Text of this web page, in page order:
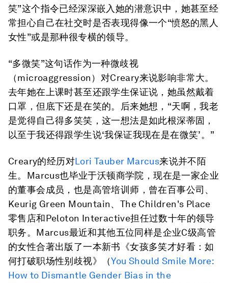
笑”这个指令已经深深嵌入她的潜意识中，她甚至经
常担心自己在社交时是否表现得像一个“愤怒的黑人
女性”或是那种很专横的领导。
“多微笑”这句话作为一种微歧视
（microaggression）对Creary来说影响非常大。
去年她在上课时甚至还跟学生保证说，她虽然戴着
口罩，但底下还是在笑的。后来她想，“天啊，我老
是觉得自己得多笑笑，这一想法是如此根深蒂固，
以至于我还得跟学生说‘我保证我现在是在微笑’。”
Creary的经历对Lori Tauber Marcus来说并不陌
生。Marcus也毕业于沃顿商学院，现在是一家企业
的董事会成员，也是高管培训师，曾在百事公司、
Keurig Green Mountain、The Children's Place
零售店和Peloton Interactive担任过数十年的领导
职务。Marcus最近和其他五位同样是企业C级高管
的女性合著出版了一本新书《女孩多笑才好看：如
何打破职场性别歧视》（You Should Smile More:
How to Dismantle Gender Bias in the